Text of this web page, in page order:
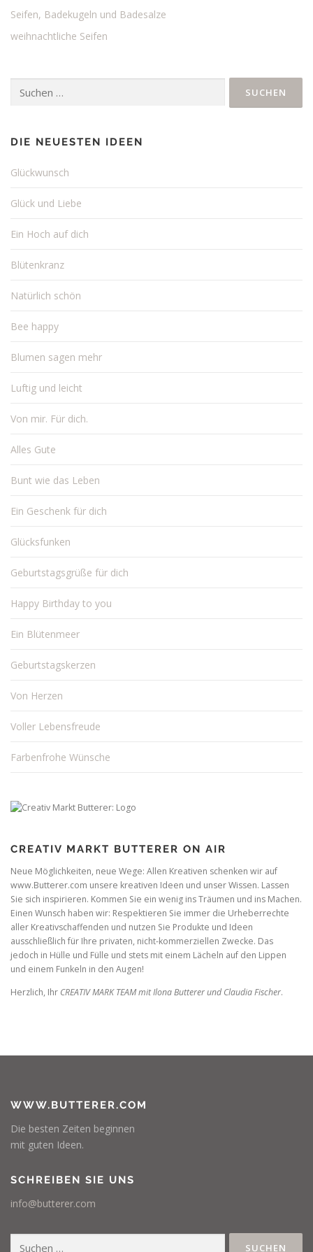
i
g
t
Seifen, Badekugeln und Badesalze
weihnachtliche Seifen
nach:
DIE NEUESTEN IDEEN
Glückwunsch
Glück und Liebe
Ein Hoch auf dich
Blütenkranz
Natürlich schön
Bee happy
Blumen sagen mehr
Luftig und leicht
Von mir. Für dich.
Alles Gute
Bunt wie das Leben
Ein Geschenk für dich
Glücksfunken
Geburtstagsgrüße für dich
Happy Birthday to you
Ein Blütenmeer
Geburtstagskerzen
Von Herzen
Voller Lebensfreude
Farbenfrohe Wünsche
CREATIV MARKT BUTTERER ON AIR
Neue Möglichkeiten, neue Wege: Allen Kreativen schenken wir auf
www.Butterer.com unsere kreativen Ideen und unser Wissen. Lassen
Sie sich inspirieren. Kommen Sie ein wenig ins Träumen und ins Machen.
Einen Wunsch haben wir: Respektieren Sie immer die Urheberrechte
aller Kreativschaffenden und nutzen Sie Produkte und Ideen
ausschließlich für Ihre privaten, nicht-kommerziellen Zwecke. Das
jedoch in Hülle und Fülle und stets mit einem Lächeln auf den Lippen
und einem Funkeln in den Augen!
Herzlich, Ihr CREATIV MARK TEAM mit Ilona Butterer und Claudia Fischer.
WWW.BUTTERER.COM
Die besten Zeiten beginnen
mit guten Ideen.
SCHREIBEN SIE UNS
info@butterer.com
Suchen